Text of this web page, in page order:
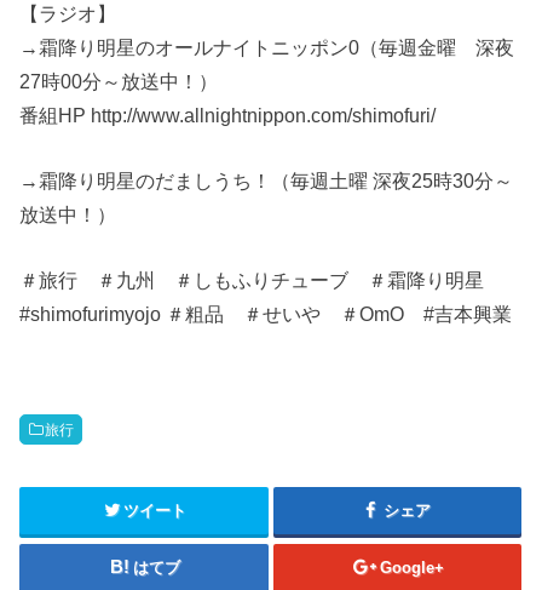
【ラジオ】
→霜降り明星のオールナイトニッポン0（毎週金曜 深夜
27時00分～放送中！）
番組HP http://www.allnightnippon.com/shimofuri/
→霜降り明星のだましうち！（毎週土曜 深夜25時30分～
放送中！）
＃旅行 ＃九州 ＃しもふりチューブ ＃霜降り明星
#shimofurimyojo ＃粗品 ＃せいや ＃OmO #吉本興業
旅行
ツイート シェア
はてブ Google+